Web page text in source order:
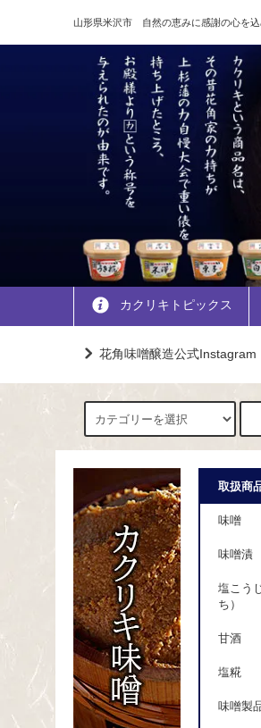
山形県米沢市 自然の恵みに感謝の心を込
カクリキトピックス
花角味噌醸造公式Instagram
取扱商
味噌
味噌漬
塩こう
ち）
甘酒
塩糀
味噌製